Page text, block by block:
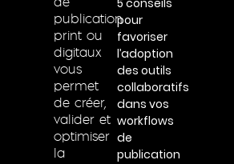
de
publication
print ou
digitaux
vous
permet
de créer,
valider et
optimiser
la
5 conseils
pour
favoriser
l’adoption
des outils
collaboratifs
dans vos
workflows
de
publication